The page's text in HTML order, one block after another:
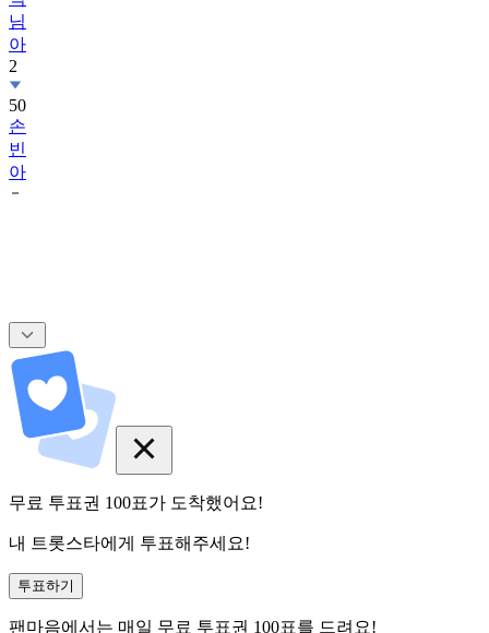
님
아
2
50
손
빈
아
무료 투표권 100표가 도착했어요!
내 트롯스타에게 투표해주세요!
투표하기
팬마음에서는 매일 무료 투표권 100표를 드려요!